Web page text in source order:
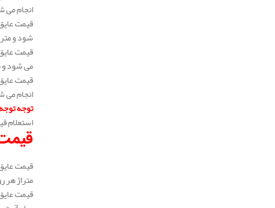
انجام می شود
شود و متراژ
می شود و
انجام می شود
توجه
استعلام
متراژ هر رول 3 متر، 5 متر و 6 متر می باشد. به عبارتی می توان گفت متراژ خرید سفارشی می باشد و در